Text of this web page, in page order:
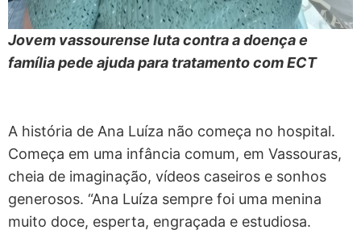
Jovem vassourense luta contra a doença e
família pede ajuda para tratamento com ECT
A história de Ana Luíza não começa no hospital.
Começa em uma infância comum, em Vassouras,
cheia de imaginação, vídeos caseiros e sonhos
generosos. “Ana Luíza sempre foi uma menina
muito doce, esperta, engraçada e estudiosa.